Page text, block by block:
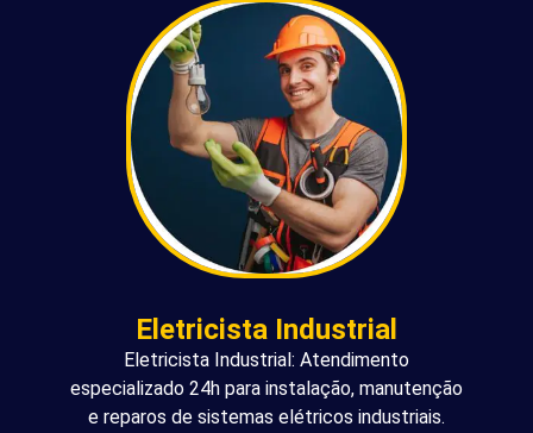
Eletricista Industrial
Eletricista Industrial: Atendimento
especializado 24h para instalação, manutenção
e reparos de sistemas elétricos industriais.